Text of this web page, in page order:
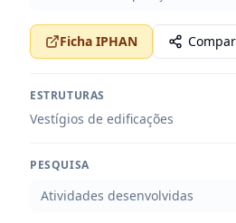
Ficha IPHAN
ESTRUTURAS
Vestígios de edificações
PESQUISA
Atividades desenvolvidas